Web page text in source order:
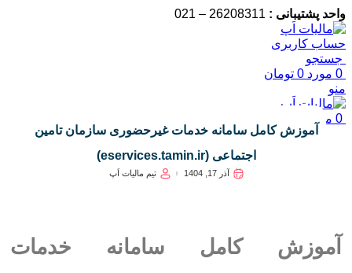
واحد پشتیبانی :
حساب کاربری
جستجو
0 مورد 0 تومان
منو
0 مورد
آموزش کامل سامانه خدمات غیرحضوری سازمان تامین
اجتماعی (eservices.tamin.ir)
آذر 17, 1404 تیم مالیات اَپ
آموزش کامل سامانه خدمات